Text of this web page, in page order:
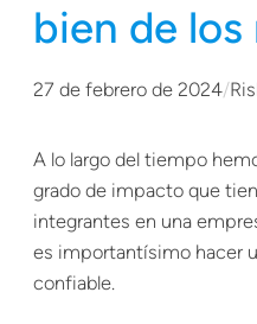
bien de los
27 de febrero de 2024/
A lo largo del tiempo
grado de impacto que
integrantes en una
es importantísimo hacer
confiable.